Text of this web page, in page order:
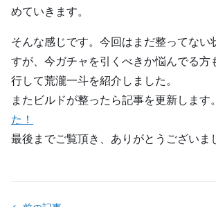
めていきます。
そんな感じです。今回はまだ整ってない
すが、今ガチャを引くべきか悩んでる方
行して荒瀧一斗を紹介しました。
またビルドが整ったら記事を更新しま
た！
最後までご覧頂き、ありがとうございま